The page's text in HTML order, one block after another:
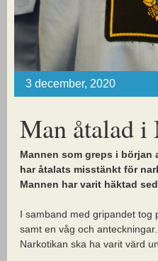
3 december, 2020
Man åtalad i
Mannen som greps i början
har åtalats misstänkt för
Mannen har varit häktad
I samband med gripandet tog
samt en våg och anteckningar.
Narkotikan ska ha varit värd